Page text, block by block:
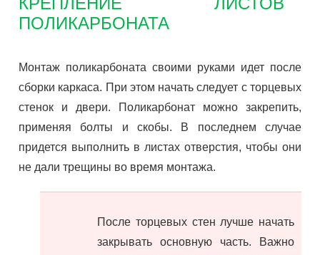
ПОЛИКАРБОНАТА
Монтаж поликарбоната своими руками идет после
сборки каркаса. При этом начать следует с торцевых
стенок и двери. Поликарбонат можно закрепить,
применяя болты и скобы. В последнем случае
придется выполнить в листах отверстия, чтобы они
не дали трещины во время монтажа.
После торцевых стен лучше начать
закрывать основную часть. Важно